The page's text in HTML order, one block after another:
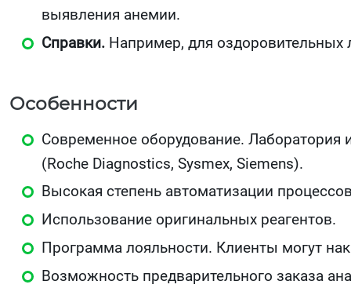
выявления анемии.
Справки. Например, для
Особенности
Современное оборудование. Лаборатория
(Roche Diagnostics, Sysmex, Siemens).
Высокая степень автоматизации
Использование оригинальных реагентов.
Программа лояльности. Клиенты могут
Возможность предварительного заказа